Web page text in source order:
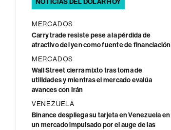
NOTICIAS DEL DÓLAR HOY
MERCADOS
Carry trade resiste pese a la pérdida de
atractivo del yen como fuente de financiación
MERCADOS
Wall Street cierra mixto tras toma de
utilidades y mientras el mercado evalúa
avances con Irán
VENEZUELA
Binance despliega su tarjeta en Venezuela en
un mercado impulsado por el auge de las